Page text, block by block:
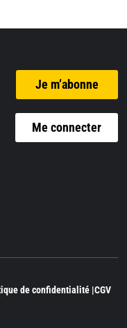
Je m’abonne
Me connecter
de confidentialité |CGV